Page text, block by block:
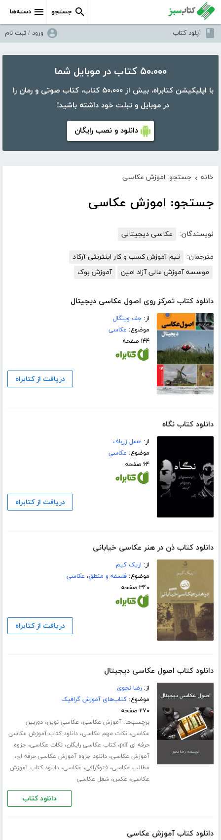
دسته‌ها جستجو
آپلود کتاب ورود / ثبت نام
۵۰،۰۰۰ کتاب در موبایل شما
با اپلیکیشن کتابراه، بیش از ۵۰،۰۰۰ کتاب، کتاب صوتی و رمان را
در موبایل و تبلت خود داشته باشید!
دانلود و نصب رایگان
خانه › جستجو: اموزش عکاسی
جستجو: اموزش عکاسی
نویسندگان: عکاسی دیجیتالی
مترجمان:
تیم آموزش کسب و کار اینترنتی آرکاد
موسسه آموزش عالی آزاد امین
آموزش بوک
دانلود کتاب تمرکز روی اصول عکاسی دیجیتال
از:جف وینگال
موضوع: عکاسی
۱۴۴ صفحه
دریافت از کتابراه
دانلود کتاب نگاه
از: عسل زرباف
موضوع: عکاسی
۶۴ صفحه
دریافت از کتابراه
دانلود کتاب ذن در هنر عکاسی خیابانی
از: اریک کیم
موضوع:فلسفه و منطق، عکاسی
۳۴۰ صفحه
دریافت از کتابراه
دانلود کتاب اصول عکاسی دیجیتال
از:رضا نحوی
موضوع:کتاب‌های آموزش گرافیک
۲۷۰ صفحه
برچسب‌ها:آموزش عکاسی، عکاسی نوین،دوربین
عکاسی،نکات مهم عکاسی،دانلود کتاب آموزش عکاسی
حرفه ای pdf
،کتاب عکاسی رایگان،نکات عکاسی، جزوه
آموزش عکاسی،دانلود جزوه آموزش عکاسی حرفه ای،
مطالب عکاسی، فتوگرافی، عکاسی،دانلود کتاب آموزش
عکاسی، عکس،شغل عکاسی
دانلود کتاب
دانلود کتاب آموزش عکاسی